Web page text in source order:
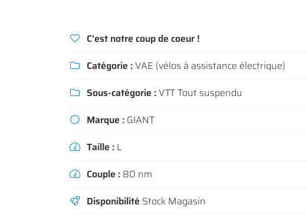
Recopier le code ci-contre
Rafraîchir le captcha
En cochant cette case, vous consentez à recevoir nos propositions commerciales à
le formulaire de désinscription
 C'est notre coup de coeur !
 Catégorie :VAE (vélos à assistance électrique)
 Sous-catégorie :VTT Tout suspendu
 Marque : GIANT
 Taille : L
 Couple : 80 nm
 Disponibilité Stock Magasin